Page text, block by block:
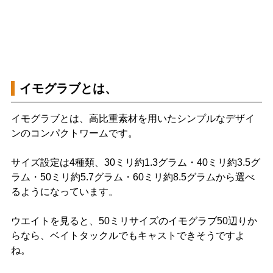
イモグラブとは、
イモグラブとは、高比重素材を用いたシンプルなデザイ
ンのコンパクトワームです。
サイズ設定は4種類、30ミリ約1.3グラム・40ミリ約3.5グ
ラム・50ミリ約5.7グラム・60ミリ約8.5グラムから選べ
るようになっています。
ウエイトを見ると、50ミリサイズのイモグラブ50辺りか
らなら、ベイトタックルでもキャストできそうですよ
ね。